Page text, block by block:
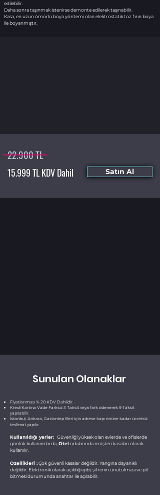
edilebilir.
Daha sonra taşınmak istenirse demonte edilerek taşınabilir.
Kasa, en uzun ömürlü boya yöntemi olan elektrostatik toz fırın boya
ile boyanmıştır.
22.900 TL
15.999 TL KDV Dahil Satın Al
Sunulan Olanaklar
Fiyatlarımıza % 20 KDV Dahildir.
Kredi Kartına Vade Farksız 3 Taksit veya fark ödenerek 9 Taksit
yapılabilir.
İstanbul, Ankara, Gaziantep illeri için adrese kapı önüne kadar ücretsiz
teslimat yapılır.
Kullanıldığı yerler: Güvenliği yüksek olan evlerde ve ofislerde
günlük kullanımlarda, Otel odalarında müşteri kasaları olarak
kullanılır.
Özellikleri :Çok güvenli kasalar değildir. Yangına dayanıklı
değildir. Elektronik olarak açıldığı gibi, şifrenin unutulması ve pil
bitmesi durumunda anahtar ile açılabilir.